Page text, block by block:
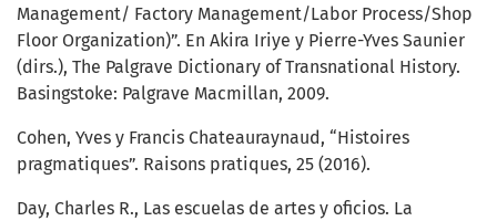
Management/ Factory Management/Labor Process/Shop
Floor Organization)”. En Akira Iriye y Pierre-Yves Saunier
(dirs.), The Palgrave Dictionary of Transnational History.
Basingstoke: Palgrave Macmillan, 2009.
Cohen, Yves y Francis Chateauraynaud, “Histoires
pragmatiques”. Raisons pratiques, 25 (2016).
Day, Charles R., Las escuelas de artes y oficios. La